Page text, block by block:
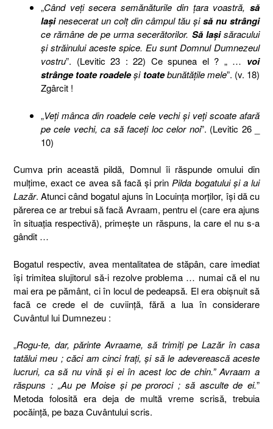
„Când veţi secera semănăturile din ţara voastră, să
laşinesecerat un colţ din câmpul tău şisă nu strângi
ce rămâne de pe urma secerătorilor. Să laşisăracului
şi străinului aceste spice. Eu sunt Domnul Dumnezeul
vostru”. (Levitic 23 : 22) Ce spunea el ? „ … voi
strânge toateroadeleşi toatebunătăţile mele”. (v. 18)
Zgârcit !
„Veţi mânca din roadele cele vechi şi veţi scoate afară
pe cele vechi, ca să faceţi loc celor noi”. (Levitic 26 _
10)
Cumva prin această pildă, Domnul îi răspunde omului din
mulţime, exact ce avea să facă şi prin Pilda bogatului şi a lui
Lazăr. Atunci când bogatul ajuns în Locuinţa morţilor, îşi dă cu
părerea ce ar trebui să facă Avraam, pentru el (care era ajuns
în situaţia respectivă), primeşte un răspuns, la care el nu s-a
gândit …
Bogatul respectiv, avea mentalitatea de stăpân, care imediat
îşi trimitea slujitorul să-i rezolve problema … numai că el nu
mai era pe pământ, ci în locul de pedeapsă. El era obişnuit să
facă ce crede el de cuviinţă, fără a lua în considerare
Cuvântul lui Dumnezeu :
„Rogu-te, dar, părinte Avraame, să trimiţi pe Lazăr în casa
tatălui meu ; căci am cinci fraţi, şi să le adeverească aceste
lucruri, ca să nu vină şi ei în acest loc de chin.” Avraam a
răspuns : „Au pe Moise şi pe proroci ; să asculte de ei.”
Metoda folosită era deja de multă vreme scrisă, trebuia
pocăinţă, pe baza Cuvântului scris.